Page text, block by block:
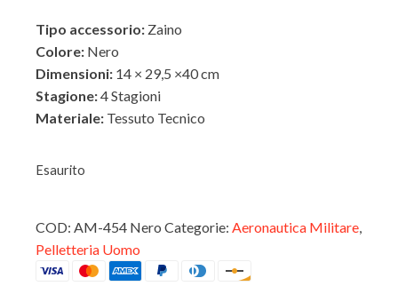
Tipo accessorio: Zaino
Colore: Nero
Dimensioni: 14 × 29,5 ×40 cm
Stagione:4 Stagioni
Materiale: Tessuto Tecnico
ESTERNO
INTERNO
Esaurito
COD: AM-454 Nero Categorie: Aeronautica Militare
Pelletteria Uomo